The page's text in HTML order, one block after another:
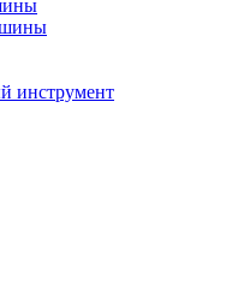
инструмент